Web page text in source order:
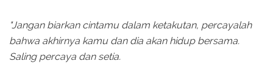
"Jangan biarkan cintamu dalam ketakutan, percayalah
bahwa akhirnya kamu dan dia akan hidup bersama.
Saling percaya dan setia.